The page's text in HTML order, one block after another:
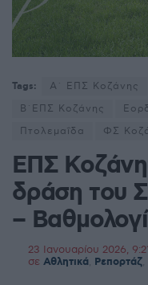
Tags: Α΄ ΕΠΣ Κοζάνης
Β΄ΕΠΣ Κοζάνης
Πτολεμαΐδα
ΦΣ
ΕΠΣ
δράση του
–
23 Ιανουαρίου 2026,
σε Αθλητικά Ρεπορτάζ